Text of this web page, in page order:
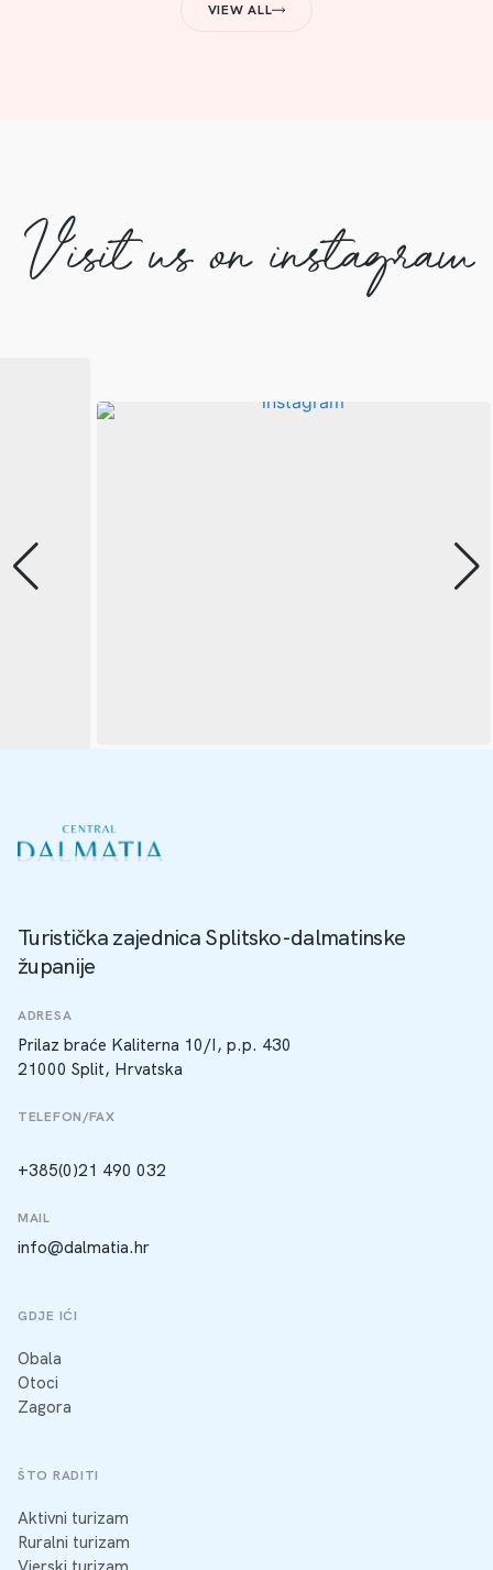
VIEW ALL
Visit us on instagram
Turistička zajednica Splitsko-dalmatinske
županije
ADRESA
Prilaz braće Kaliterna 10/I, p.p. 430
21000 Split, Hrvatska
TELEFON/FAX
+385(0)21 490 032
MAIL
info@dalmatia.hr
GDJE IĆI
Obala
Otoci
Zagora
ŠTO RADITI
Aktivni turizam
Ruralni turizam